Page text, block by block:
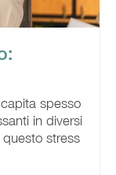
spesso
in diversi
stress